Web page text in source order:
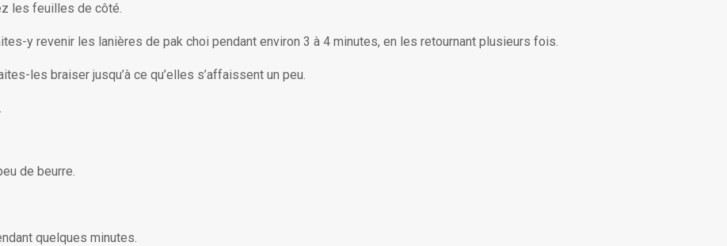
les feuilles de côté.
y revenir les lanières de pak choi pendant environ 3 à 4 minutes, en les retournant plusieurs fois.
les braiser jusqu’à ce qu’elles s’affaissent un peu.
de beurre.
quelques minutes.